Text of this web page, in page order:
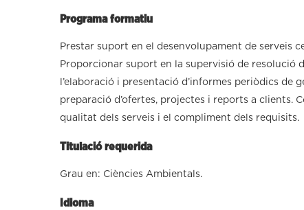
Programa formatiu
Prestar suport en el desenvolupament de serveis
Proporcionar suport en la supervisió de resolució
l’elaboració i presentació d’informes periòdics de
preparació d’ofertes, projectes i reports a clients.
qualitat dels serveis i el compliment dels requisits.
Titulació requerida
Grau en: Ciències Ambientals.
Idioma